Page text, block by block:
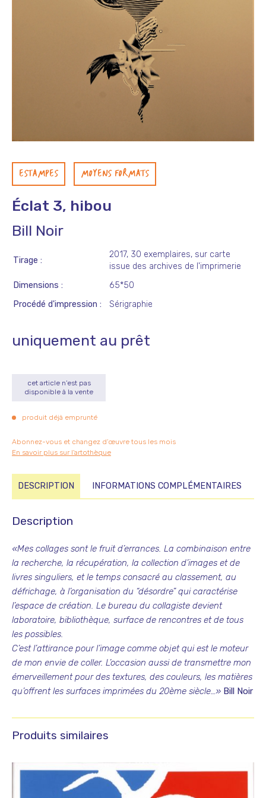
ESTAMPES MOYENS FORMATS
Éclat 3, hibou
Bill Noir
Tirage
2017, 30 exemplaires, sur carte
issue des archives de l'imprimerie
Dimensions
65*50
Procédé d'impression
Sérigraphie
uniquement au prêt
cet article n’est pas
disponible à la vente
produit déjà emprunté
Abonnez-vous et changez d’œuvre tous les mois
En savoir plus sur l'artothèque
DESCRIPTION INFORMATIONS COMPLÉMENTAIRES
Description
«Mes collages sont le fruit d’errances. La combinaison entre
la recherche, la récupération, la collection d’images et de
livres singuliers, et le temps consacré au classement, au
défrichage, à l’organisation du “désordre” qui caractérise
l’espace de création. Le bureau du collagiste devient
laboratoire, bibliothèque, surface de rencontres et de tous
les possibles.
C’est l’attirance pour l’image comme objet qui est le moteur
de mon envie de coller. L’occasion aussi de transmettre mon
émerveillement pour des textures, des couleurs, les matières
qu’offrent les surfaces imprimées du 20ème siècle…» Bill Noir
Produits similaires